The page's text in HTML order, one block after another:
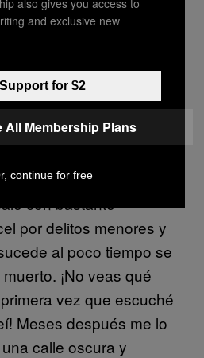
saber de quién se trata
a esa persona la
ciudadanos
Chomón, Antón García
Sierra, David Civera…
con bastante
por delitos menores y
al poco tiempo se
¡No veas qué
vez que escuché
Meses después me lo
calle oscura y
and exclusive new
Support for $2
All Membership Plans
continue for free